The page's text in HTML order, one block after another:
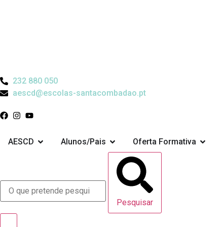
232 880 050
aescd@escolas-santacombadao.pt
AESCD Alunos/Pais Oferta Formativa
Pesquisar